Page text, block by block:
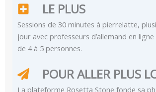
LE PLUS
Sessions de 30 minutes à pierrelatte,
jour avec professeurs d’allemand en
de 4 à 5 personnes.
POUR ALLER PLUS
La plateforme Rosetta Stone fonde sa